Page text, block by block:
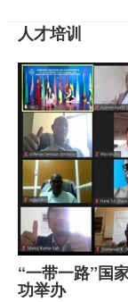
人才培训
“一带一路”国
功举办